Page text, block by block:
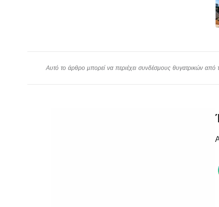
Αυτό το άρθρο μπορεί να περιέχει συνδέσμους θυγατρικών από